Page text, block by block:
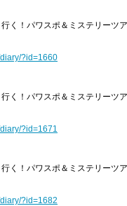
く！パワスポ＆ミステリーツ
?id=1660
く！パワスポ＆ミステリーツ
?id=1671
く！パワスポ＆ミステリーツ
?id=1682